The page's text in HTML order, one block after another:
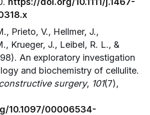
Prieto, V., Hellmer, J.,
Krueger, J., Leibel, R. L., &
An exploratory investigation
and biochemistry of cellulite.
surgery, 101(7),
10.1097/00006534-